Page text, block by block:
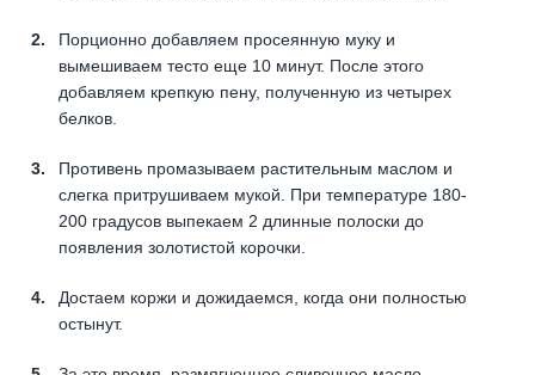
Порционно добавляем просеянную муку и
вымешиваем тесто еще 10 минут. После этого
добавляем крепкую пену, полученную из четырех
белков.
Противень промазываем растительным маслом и
слегка притрушиваем мукой. При температуре 180-
200 градусов выпекаем 2 длинные полоски до
появления золотистой корочки.
Достаем коржи и дожидаемся, когда они полностью
остынут.